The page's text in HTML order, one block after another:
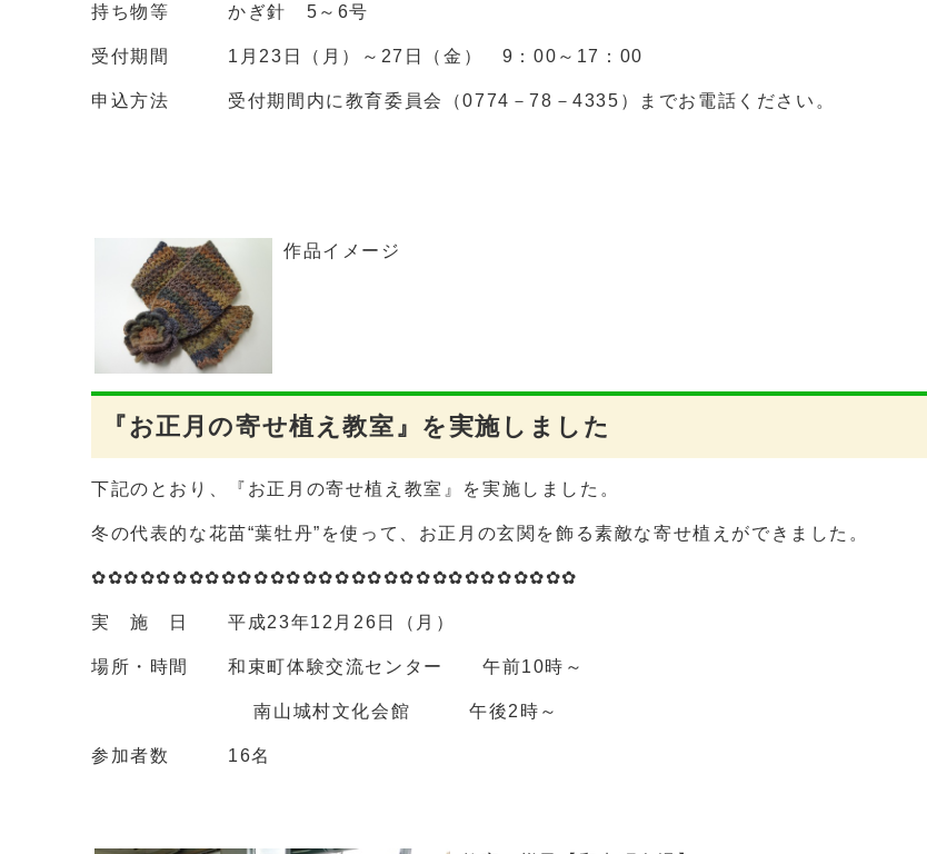
持ち物等 かぎ針 5～6号
受付期間 1月23日（月）～27日（金） 9：00～17：00
申込方法 受付期間内に教育委員会（0774－78－4335）までお電話ください。
作品イメージ
『お正月の寄せ植え教室』を実施しました
下記のとおり、『お正月の寄せ植え教室』を実施しました。
冬の代表的な花苗“葉牡丹”を使って、お正月の玄関を飾る素敵な寄せ植えができました。
✿✿✿✿✿✿✿✿✿✿✿✿✿✿✿✿✿✿✿✿✿✿✿✿✿✿✿✿✿✿
実 施 日 平成23年12月26日（月）
場所・時間 和束町体験交流センター 午前10時～
南山城村文化会館 午後2時～
参加者数 16名